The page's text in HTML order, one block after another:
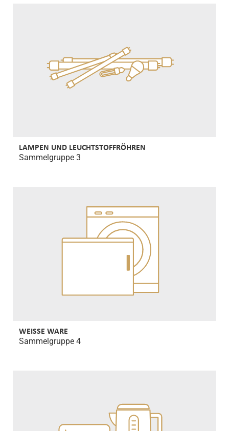
LAMPEN UND LEUCHTSTOFFRÖHREN
Sammelgruppe 3
WEISSE WARE
Sammelgruppe 4